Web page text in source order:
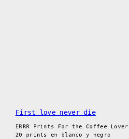
First love never die
ERRR Prints For the Coffee
20 prints en blanco y negro